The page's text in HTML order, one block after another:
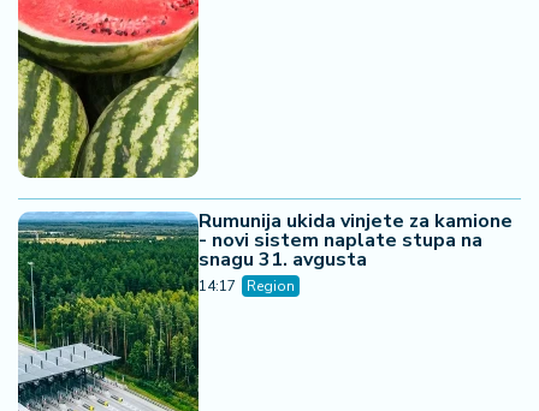
Rumunija ukida vinjete za kamione
- novi sistem naplate stupa na
snagu 31. avgusta
14:17 Region